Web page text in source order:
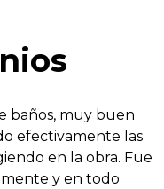
baños, muy buen
efectivamente las
en la obra. Fue
y en todo